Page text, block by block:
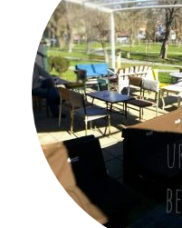
Galerija 2018
Galerija 2019
Galerija 2022
Galerija 2023
Galerija 2024
Galerija 2025